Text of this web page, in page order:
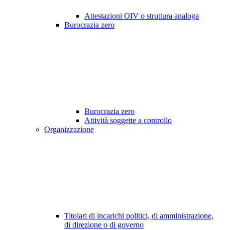
Attestazioni OIV o struttura analoga
Burocrazia zero
Burocrazia zero
Attività soggette a controllo
Organizzazione
Titolari di incarichi politici, di amministrazione,
di direzione o di governo